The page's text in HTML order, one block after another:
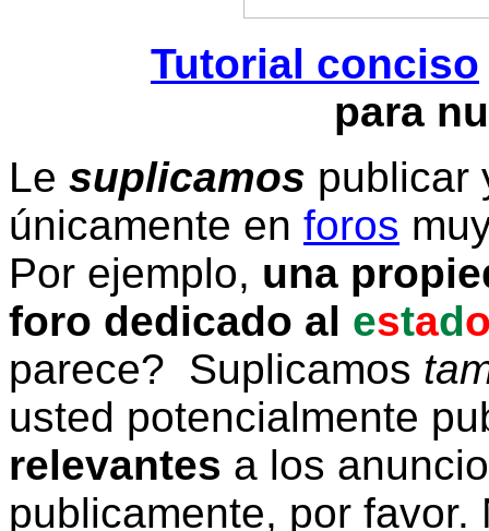
Tutorial conciso
para
Le suplicamos publicar
únicamente en foros
Por ejemplo, una
foro dedicado al estad
parece? Suplicamos
usted potencialmente
relevantes a los
publicamente, por